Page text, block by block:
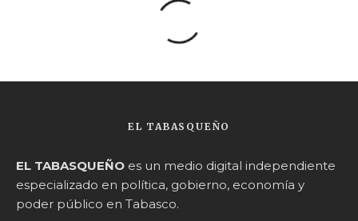
EL TABASQUEÑO
EL TABASQUEÑO es un medio digital independiente
especializado en política, gobierno, economía y
poder público en Tabasco.